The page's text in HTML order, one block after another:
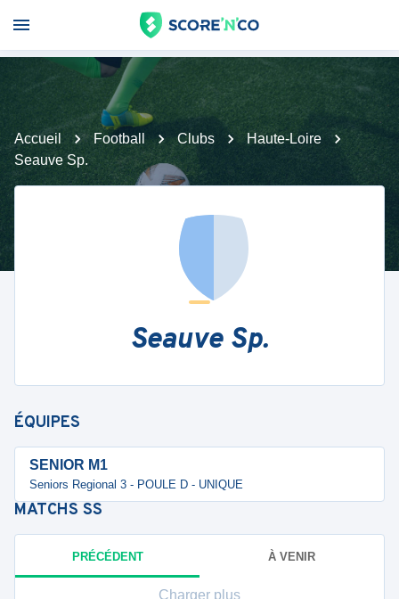
Accueil Football Clubs
Haute-Loire
Seauve Sp.
Seauve Sp.
ÉQUIPES
SENIOR M1
Seniors Regional 3 - POULE D - UNIQUE
MATCHS SS
PRÉCÉDENT À VENIR
Charger plus